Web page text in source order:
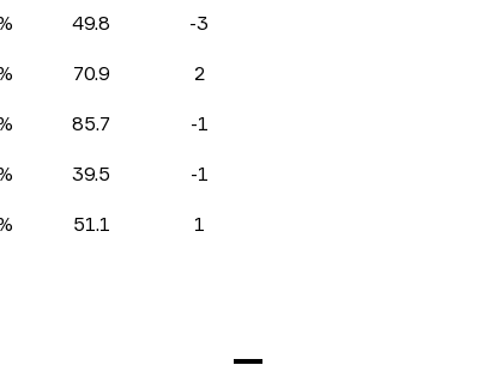
49.8 -3
70.9 2
85.7 -1
39.5 -1
51.1 1